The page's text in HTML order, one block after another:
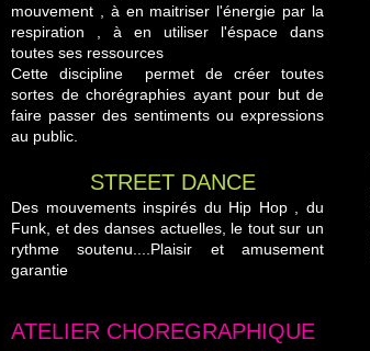
mouvement , à en maitriser l'énergie par la
respiration , à en utiliser l'éspace dans
toutes ses ressources
Cette discipline permet de créer toutes
sortes de chorégraphies ayant pour but de
faire passer des sentiments ou expressions
au public.
STREET DANCE
Des mouvements inspirés du Hip Hop , du
Funk, et des danses actuelles, le tout sur un
rythme soutenu....Plaisir et amusement
garantie
ATELIER CHOREGRAPHIQUE